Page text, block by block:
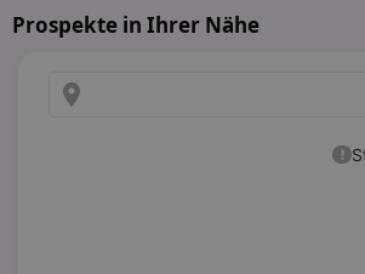
Prospekte in Ihrer Nähe